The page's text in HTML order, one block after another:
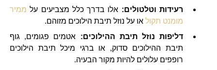
רעידות וטלטולים: אלו בדרך כלל מצביעים על ממיר
מומנט תקול או על נוזל תיבת הילוכים מזוהם.
דליפות נוזל תיבת ההילוכים: אטמים פגומים, גוף
תיבת ההילוכים סדוק, או ברגי מיכל תיבת הילוכים
רופפים עלולים להיות מקור הבעיה.